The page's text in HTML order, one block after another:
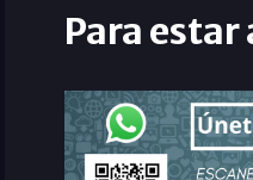
Para estar